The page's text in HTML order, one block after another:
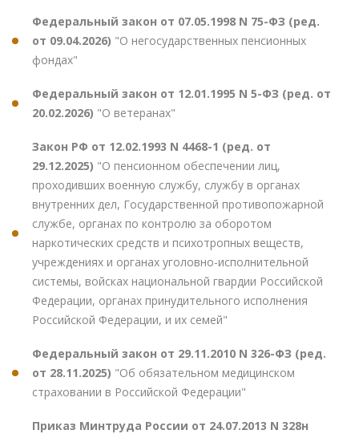
Федеральный закон от 07.05.1998 N 75-ФЗ (ред.
от 09.04.2026) "О негосударственных пенсионных
фондах"
Федеральный закон от 12.01.1995 N 5-ФЗ (ред. от
20.02.2026) "О ветеранах"
Закон РФ от 12.02.1993 N 4468-1 (ред. от
29.12.2025) "О пенсионном обеспечении лиц,
проходивших военную службу, службу в органах
внутренних дел, Государственной противопожарной
службе, органах по контролю за оборотом
наркотических средств и психотропных веществ,
учреждениях и органах уголовно-исполнительной
системы, войсках национальной гвардии Российской
Федерации, органах принудительного исполнения
Российской Федерации, и их семей"
Федеральный закон от 29.11.2010 N 326-ФЗ (ред.
от 28.11.2025) "Об обязательном медицинском
страховании в Российской Федерации"
Приказ Минтруда России от 24.07.2013 N 328н